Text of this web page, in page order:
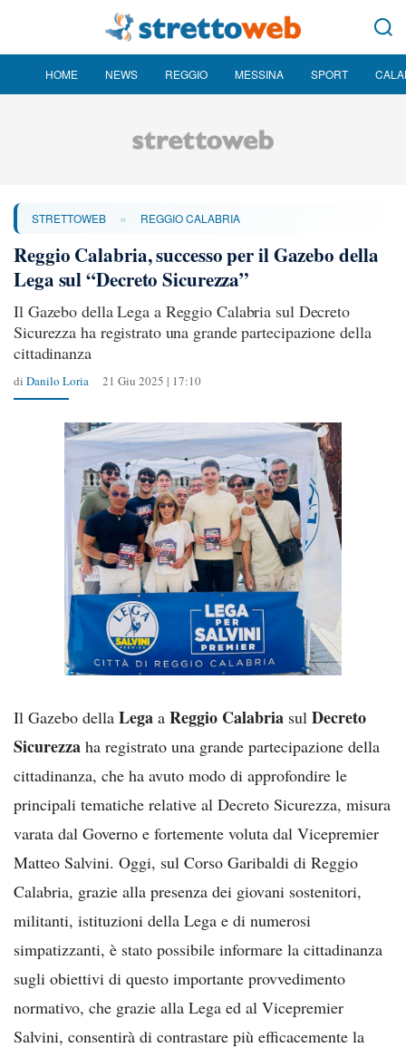
HOME NEWS REGGIO MESSINA SPORT
STRETTOWEB » REGGIO CALABRIA
Reggio Calabria, successo per il Gazebo della
Lega sul “Decreto Sicurezza”
Il Gazebo della Lega a Reggio Calabria sul Decreto
Sicurezza ha registrato una grande partecipazione della
cittadinanza
di Danilo Loria 21 Giu 2025 | 17:10
Il Gazebo della Lega a Reggio Calabria sul Decreto
Sicurezza ha registrato una grande partecipazione della
cittadinanza, che ha avuto modo di approfondire le
principali tematiche relative al Decreto Sicurezza, misura
varata dal Governo e fortemente voluta dal Vicepremier
Matteo Salvini. Oggi, sul Corso Garibaldi di Reggio
Calabria, grazie alla presenza dei giovani sostenitori,
militanti, istituzioni della Lega e di numerosi
simpatizzanti, è stato possibile informare la cittadinanza
sugli obiettivi di questo importante provvedimento
normativo, che grazie alla Lega ed al Vicepremier
Salvini, consentirà di contrastare più efficacemente la